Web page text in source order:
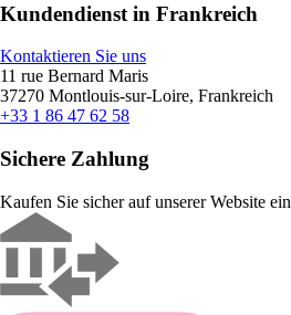
Kundendienst in Frankreich
Kontaktieren Sie uns
11 rue Bernard Maris
37270 Montlouis-sur-Loire, Frankreich
+33 1 86 47 62 58
Sichere Zahlung
Kaufen Sie sicher auf unserer Website ein